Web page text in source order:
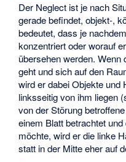
Der Neglect ist je nach
gerade befindet, objekt-,
bedeutet, dass je
konzentriert oder worauf
übersehen werden.
geht und sich auf den
wird er dabei Objekte und
linksseitig von ihm liegen
von der Störung
einem Blatt betrachtet
möchte, wird er die linke
statt in der Mitte eher auf